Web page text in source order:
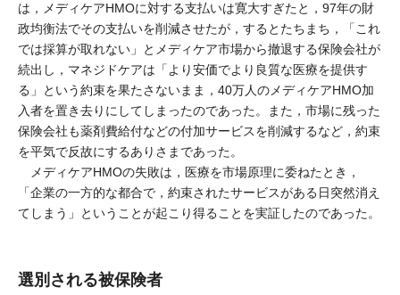
は，メディケアHMOに対する支払いは寛大すぎたと，97年の財
政均衡法でその支払いを削減させたが，するとたちまち，「これ
では採算が取れない」とメディケア市場から撤退する保険会社が
続出し，マネジドケアは「より安価でより良質な医療を提供す
る」という約束を果たさないまま，40万人のメディケアHMO加
入者を置き去りにしてしまったのであった。また，市場に残った
保険会社も薬剤費給付などの付加サービスを削減するなど，約束
を平気で反故にするありさまであった。
メディケアHMOの失敗は，医療を市場原理に委ねたとき，
「企業の一方的な都合で，約束されたサービスがある日突然消え
てしまう」ということが起こり得ることを実証したのであった。
選別される被保険者